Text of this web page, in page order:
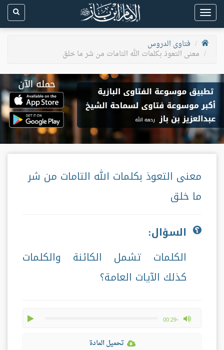
Toggle
navigation
فتاوى الدروس
معنى التعوذ بكلمات الله التامات من شر ما خلق
معنى التعوذ بكلمات الله التامات من شر
ما خلق
السؤال:
الكلمات تشمل الكائنة والكلمات
كذلك الآيات العامة؟
-00:29
max volume
تحميل المادة